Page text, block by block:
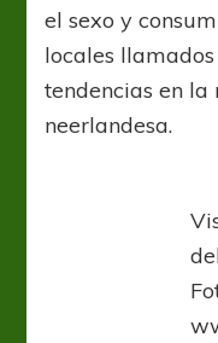
el sexo y
locales llamados
tendencias en
neerlandesa.